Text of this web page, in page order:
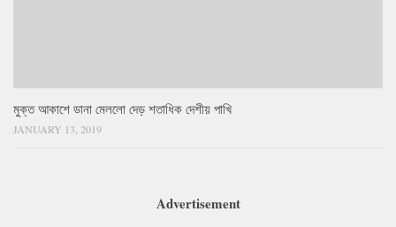
মুক্ত আকাশে ডানা মেললো দেড় শতাধিক দেশীয় পাখি
JANUARY 13, 2019
Advertisement